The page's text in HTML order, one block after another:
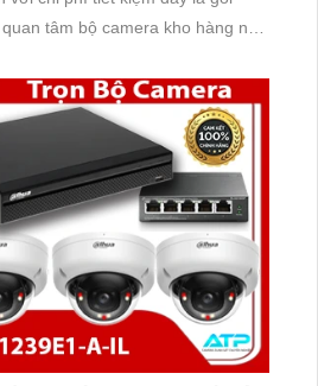
kho hàng nhà
dùng với bộ camera camera IP
xưởng sản xuất tuyệt đối.